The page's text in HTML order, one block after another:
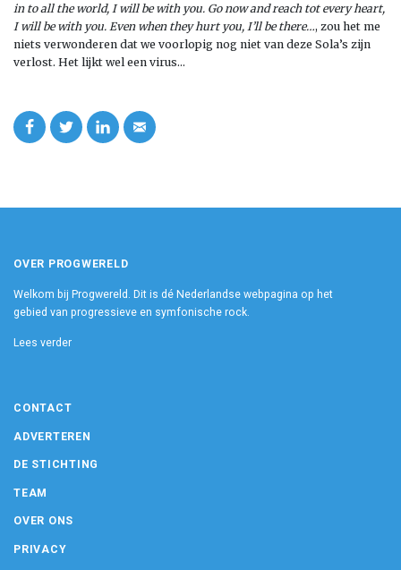
in to all the world, I will be with you. Go now and reach tot every heart,
I will be with you. Even when they hurt you, I’ll be there…, zou het me
niets verwonderen dat we voorlopig nog niet van deze Sola’s zijn
verlost. Het lijkt wel een virus…
OVER PROGWERELD
Welkom bij Progwereld. Dit is dé Nederlandse webpagina op het
gebied van progressieve en symfonische rock.
Lees verder
CONTACT
ADVERTEREN
DE STICHTING
TEAM
OVER ONS
PRIVACY